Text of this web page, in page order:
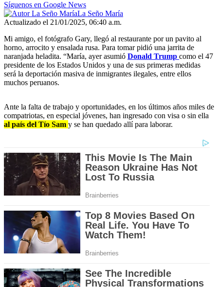
Síguenos en Google News
La Seño María
Actualizado el 21/01/2025, 06:40 a.m.
Mi amigo, el fotógrafo Gary, llegó al restaurante por un pavito al
horno, arrocito y ensalada rusa. Para tomar pidió una jarrita de
naranjada heladita. “María, ayer asumió Donald Trump como el 47
presidente de los Estados Unidos y una de sus primeras medidas
será la deportación masiva de inmigrantes ilegales, entre ellos
muchos peruanos.
Ante la falta de trabajo y oportunidades, en los últimos años miles de
compatriotas, en especial jóvenes, han ingresado con visa o sin ella
al país del Tío Sam y se han quedado allí para laborar.